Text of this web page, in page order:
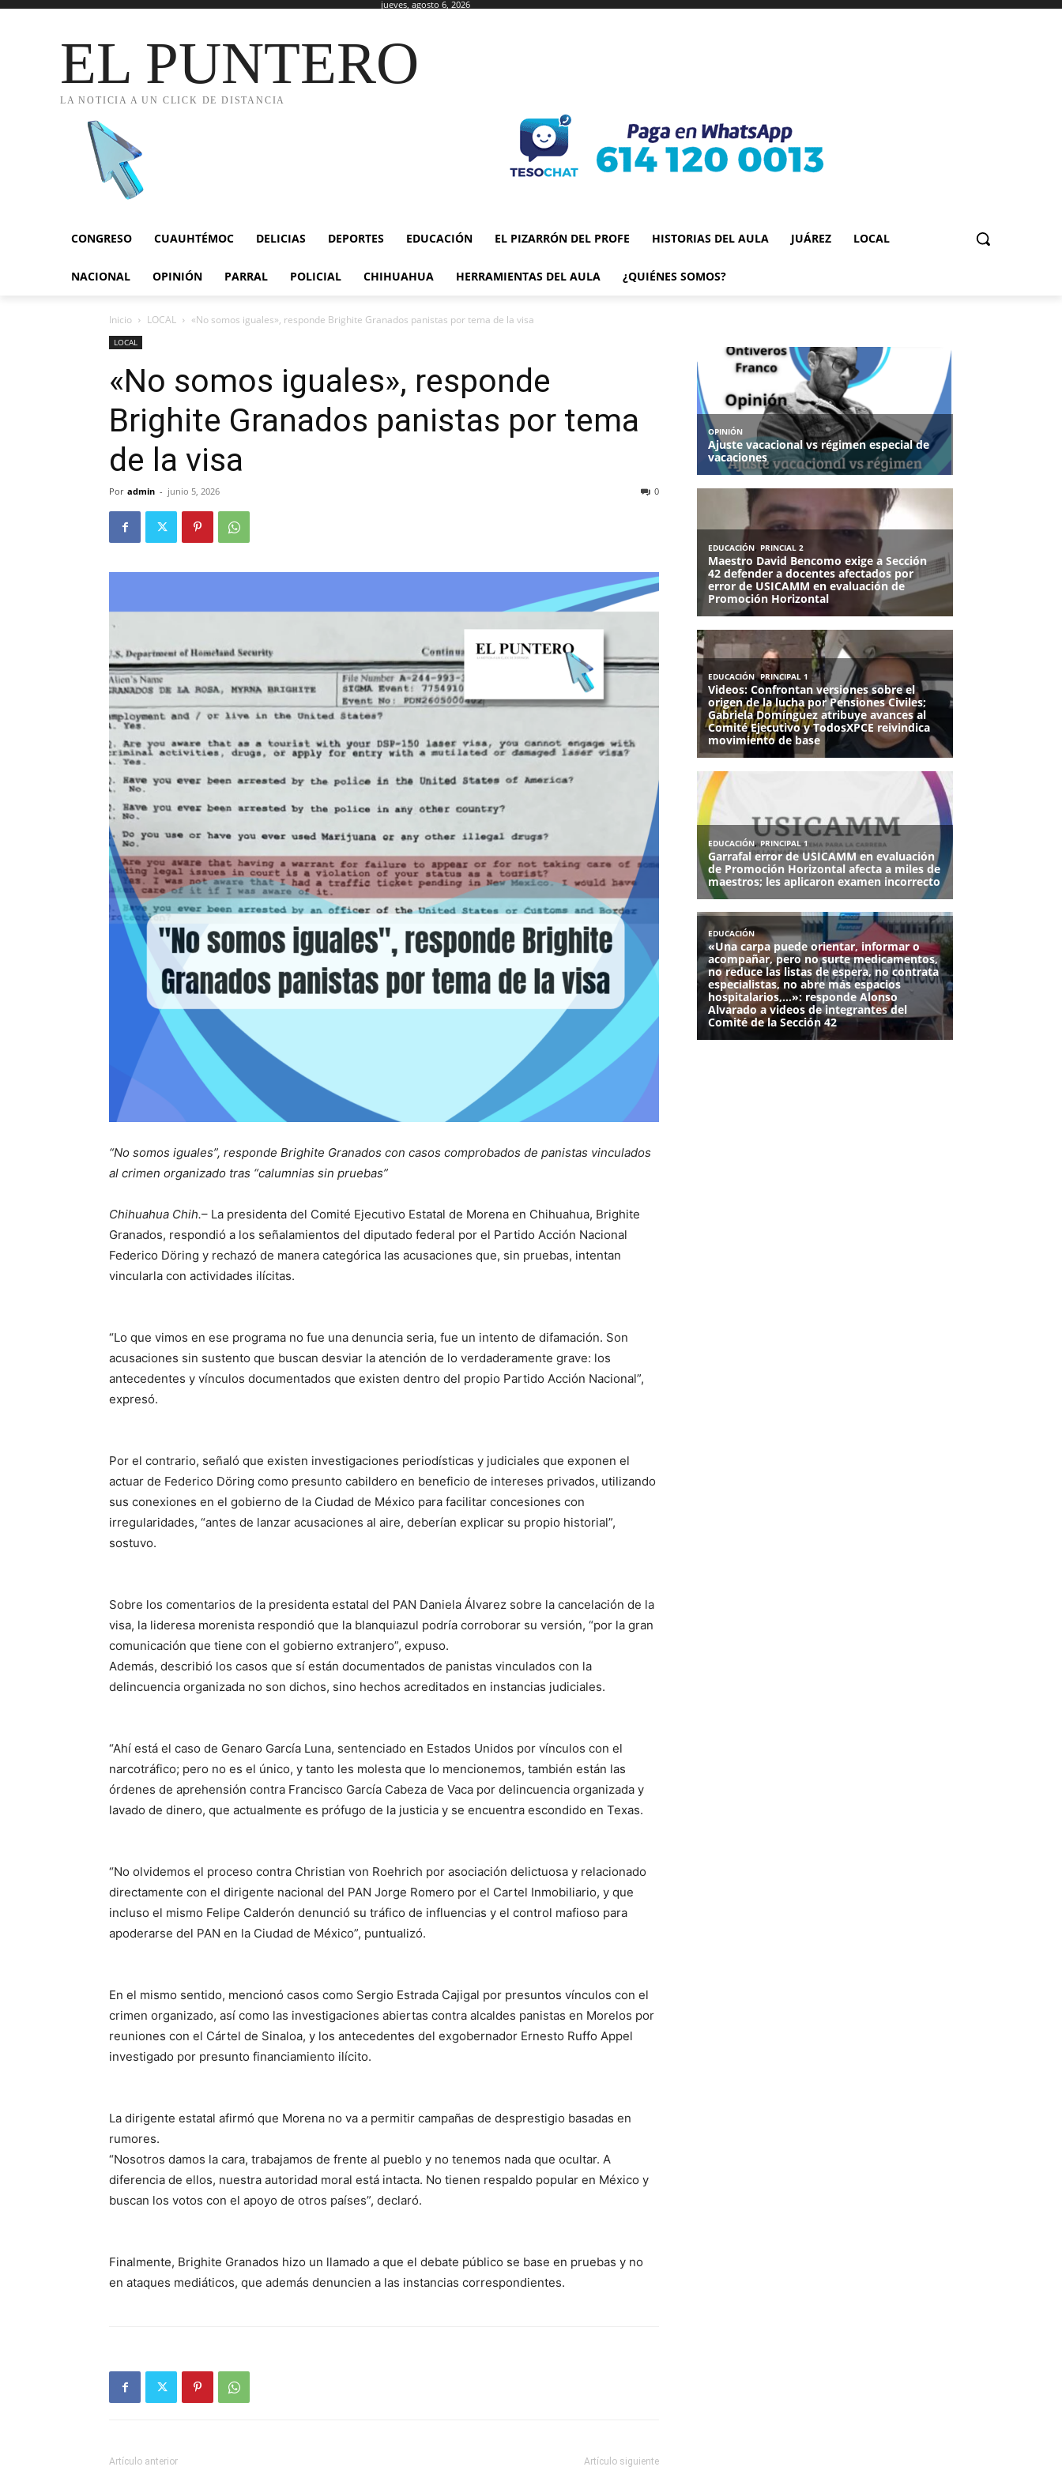
jueves, agosto 6, 2026
EL PUNTERO
LA NOTICIA A UN CLICK DE DISTANCIA
CONGRESO CUAUHTÉMOC DELICIAS DEPORTES EDUCACIÓN EL PIZARRÓN DEL PROFE HISTORIAS DEL AULA JUÁREZ LOCAL
NACIONAL OPINIÓN PARRAL POLICIAL CHIHUAHUA HERRAMIENTAS DEL AULA ¿QUIÉNES SOMOS?
Inicio LOCAL «No somos iguales», responde Brighite Granados panistas por tema de la visa
LOCAL
«No somos iguales», responde
Brighite Granados panistas por tema
de la visa
Por admin - junio 5, 2026 0
“No somos iguales”, responde Brighite Granados con casos comprobados de panistas vinculados
al crimen organizado tras “calumnias sin pruebas”
Chihuahua Chih.– La presidenta del Comité Ejecutivo Estatal de Morena en Chihuahua, Brighite
Granados, respondió a los señalamientos del diputado federal por el Partido Acción Nacional
Federico Döring y rechazó de manera categórica las acusaciones que, sin pruebas, intentan
vincularla con actividades ilícitas.
“Lo que vimos en ese programa no fue una denuncia seria, fue un intento de difamación. Son
acusaciones sin sustento que buscan desviar la atención de lo verdaderamente grave: los
antecedentes y vínculos documentados que existen dentro del propio Partido Acción Nacional”,
expresó.
Por el contrario, señaló que existen investigaciones periodísticas y judiciales que exponen el
actuar de Federico Döring como presunto cabildero en beneficio de intereses privados, utilizando
sus conexiones en el gobierno de la Ciudad de México para facilitar concesiones con
irregularidades, “antes de lanzar acusaciones al aire, deberían explicar su propio historial”,
sostuvo.
Sobre los comentarios de la presidenta estatal del PAN Daniela Álvarez sobre la cancelación de la
visa, la lideresa morenista respondió que la blanquiazul podría corroborar su versión, “por la gran
comunicación que tiene con el gobierno extranjero”, expuso.
Además, describió los casos que sí están documentados de panistas vinculados con la
delincuencia organizada no son dichos, sino hechos acreditados en instancias judiciales.
“Ahí está el caso de Genaro García Luna, sentenciado en Estados Unidos por vínculos con el
narcotráfico; pero no es el único, y tanto les molesta que lo mencionemos, también están las
órdenes de aprehensión contra Francisco García Cabeza de Vaca por delincuencia organizada y
lavado de dinero, que actualmente es prófugo de la justicia y se encuentra escondido en Texas.
“No olvidemos el proceso contra Christian von Roehrich por asociación delictuosa y relacionado
directamente con el dirigente nacional del PAN Jorge Romero por el Cartel Inmobiliario, y que
incluso el mismo Felipe Calderón denunció su tráfico de influencias y el control mafioso para
apoderarse del PAN en la Ciudad de México”, puntualizó.
En el mismo sentido, mencionó casos como Sergio Estrada Cajigal por presuntos vínculos con el
crimen organizado, así como las investigaciones abiertas contra alcaldes panistas en Morelos por
reuniones con el Cártel de Sinaloa, y los antecedentes del exgobernador Ernesto Ruffo Appel
investigado por presunto financiamiento ilícito.
La dirigente estatal afirmó que Morena no va a permitir campañas de desprestigio basadas en
rumores.
“Nosotros damos la cara, trabajamos de frente al pueblo y no tenemos nada que ocultar. A
diferencia de ellos, nuestra autoridad moral está intacta. No tienen respaldo popular en México y
buscan los votos con el apoyo de otros países”, declaró.
Finalmente, Brighite Granados hizo un llamado a que el debate público se base en pruebas y no
en ataques mediáticos, que además denuncien a las instancias correspondientes.
Artículo anterior Artículo siguiente